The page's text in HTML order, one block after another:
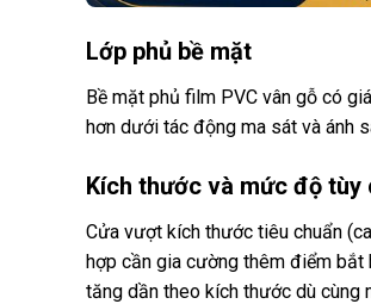
Lớp phủ bề mặt
Bề mặt phủ film PVC vân gỗ có
hơn dưới tác động ma sát và ánh
Kích thước và mức độ tùy
Cửa vượt kích thước tiêu chuẩn
hợp cần gia cường thêm điểm
tăng dần theo kích thước dù cùng